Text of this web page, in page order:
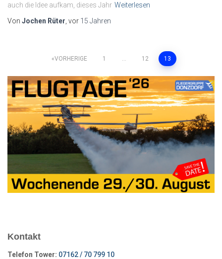
auch die Idee aufkam, dieses Jahr Weiterlesen
Von Jochen Rüter , vor 15 Jahren
Seitennummerierung
der
Beiträge
VORHERIGE 1 12 13
Kontakt
Telefon Tower: 07162 / 70 799 10